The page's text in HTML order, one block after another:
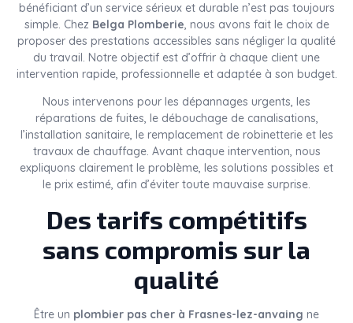
bénéficiant d’un service sérieux et durable n’est pas toujours
simple. Chez Belga Plomberie , nous avons fait le choix de
proposer des prestations accessibles sans négliger la qualité
du travail. Notre objectif est d’offrir à chaque client une
intervention rapide, professionnelle et adaptée à son budget.
Nous intervenons pour les dépannages urgents, les
réparations de fuites, le débouchage de canalisations,
l’installation sanitaire, le remplacement de robinetterie et les
travaux de chauffage. Avant chaque intervention, nous
expliquons clairement le problème, les solutions possibles et
le prix estimé, afin d’éviter toute mauvaise surprise.
Des tarifs compétitifs
sans compromis sur la
qualité
Être un plombier pas cher à Frasnes-lez-anvaing ne